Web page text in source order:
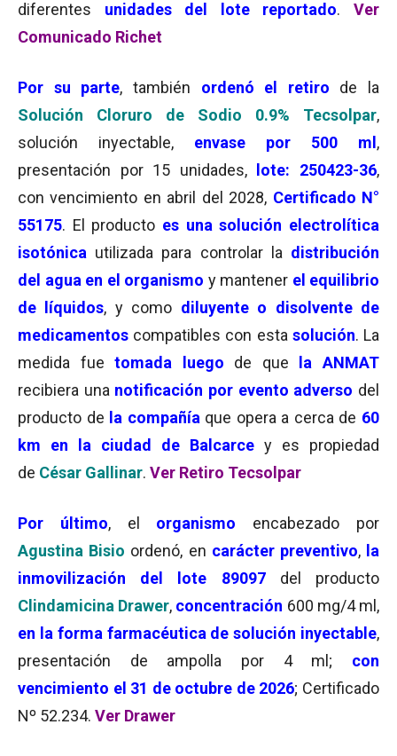
diferentes unidades del lote reportado.Ver
Comunicado Richet
Por su parte, también ordenó el retiro de la
Solución Cloruro de Sodio 0.9% Tecsolpar,
solución inyectable, envase por 500 ml ,
presentación por 15 unidades,
lote: 250423-36,
con vencimiento en abril del 2028, Certificado N°
55175. El producto es una solución electrolítica
isotónica utilizada para controlar la distribución
del agua en el organismo y mantener el equilibrio
de líquidos, y como diluyente o disolvente de
medicamentos compatibles con esta solución. La
medida fuetomada luego de que la ANMAT
recibiera una notificación por evento adverso del
producto de la compañía que opera a cerca de 60
km en la ciudad de Balcarce y es propiedad
de César Gallinar. Ver Retiro Tecsolpar
Por último, el organismo encabezado por
Agustina Bisio ordenó, en carácter preventivo, la
inmovilización del lote 89097del producto
Clindamicina Drawer, concentración 600 mg/4 ml,
en la forma farmacéutica de solución inyectable,
presentación de ampolla por 4 ml; con
vencimiento el 31 de octubre de 2026; Certificado
Nº 52.234. Ver Drawer